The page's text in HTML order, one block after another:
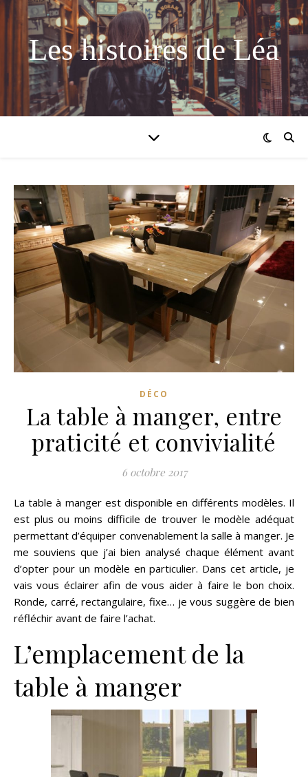
Les histoires de Léa
DÉCO
La table à manger, entre
praticité et convivialité
6 octobre 2017
La table à manger est disponible en différents modèles. Il
est plus ou moins difficile de trouver le modèle adéquat
permettant d’équiper convenablement la salle à manger. Je
me souviens que j’ai bien analysé chaque élément avant
d’opter pour un modèle en particulier. Dans cet article, je
vais vous éclairer afin de vous aider à faire le bon choix.
Ronde, carré, rectangulaire, fixe… je vous suggère de bien
réfléchir avant de faire l’achat.
L’emplacement de la
table à manger